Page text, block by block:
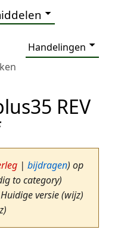
Handelingen
REV
| bijdragen) op
to category)
versie (wijz)